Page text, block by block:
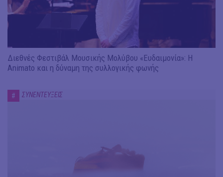
Διεθνές Φεστιβάλ Μουσικής Μολύβου «Ευδαιμονία»: Η
Animato και η δύναμη της συλλογικής φωνής
# ΣΥΝΕΝΤΕΥΞΕΙΣ